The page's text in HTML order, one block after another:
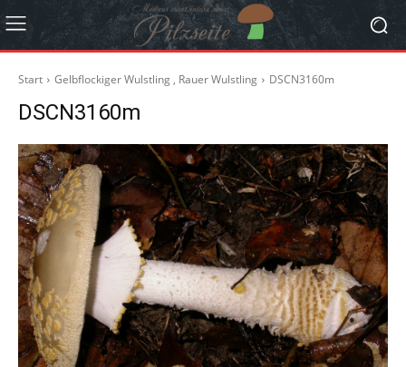
Start Gelbflockiger Wulstling , Rauer Wulstling DSCN3160m
DSCN3160m